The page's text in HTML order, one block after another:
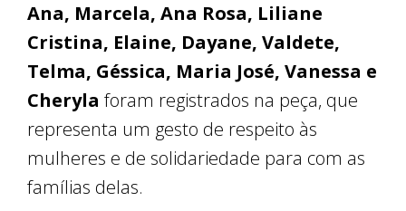
Ana, Marcela, Ana Rosa, Liliane
Cristina, Elaine, Dayane, Valdete,
Telma, Géssica, Maria José, Vanessa e
Cheryla foram registrados na peça, que
representa um gesto de respeito às
mulheres e de solidariedade para com as
famílias delas.